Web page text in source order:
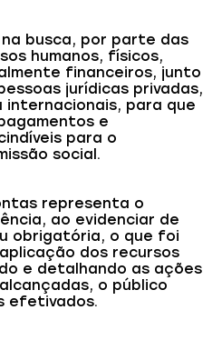
busca, por parte das
humanos, físicos,
financeiros, junto
jurídicas privadas,
internacionais, para que
e
para o
social.
representa o
ao evidenciar de
obrigatória, o que foi
dos recursos
e detalhando as ações
o público
efetivados.